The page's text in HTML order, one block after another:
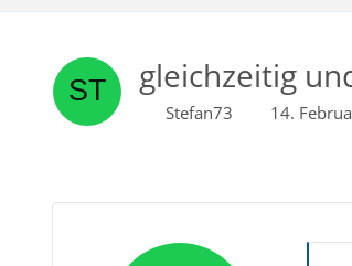
gleichzeitig
Stefan73 14.